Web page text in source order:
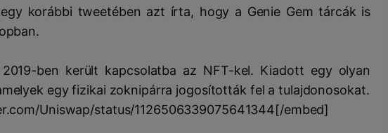
korábbi tweetében azt írta, hogy a Genie Gem tárcák is
ben került kapcsolatba az NFT-kel. Kiadott egy olyan
egy fizikai zoknipárra jogosították fel a tulajdonosokat.
Uniswap/status/1126506339075641344[/embed]